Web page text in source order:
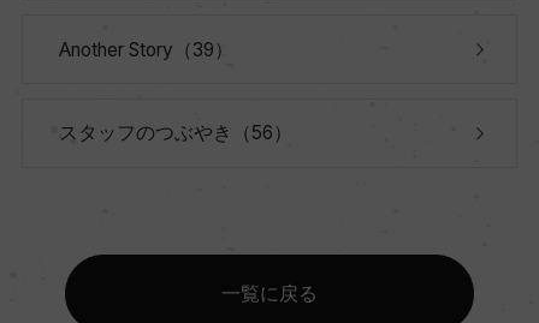
Another Story（39）
スタッフのつぶやき（56）
一覧に戻る